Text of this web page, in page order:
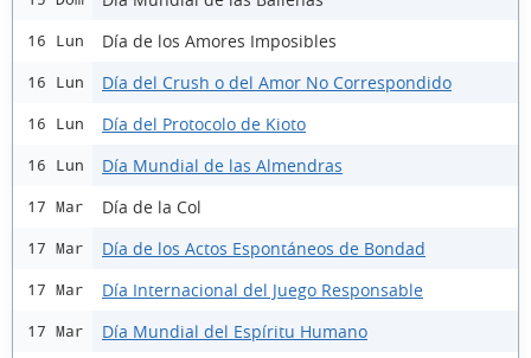
16 Lun Día de los Amores Imposibles
16 Lun Día del Crush o del Amor No Correspondido
16 Lun Día del Protocolo de Kioto
16 Lun Día Mundial de las Almendras
17 Mar Día de la Col
17 Mar Día de los Actos Espontáneos de Bondad
17 Mar Día Internacional del Juego Responsable
17 Mar Día Mundial del Espíritu Humano